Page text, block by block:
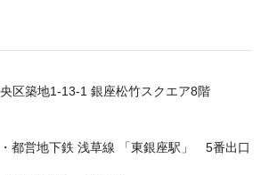
区築地1-13-1 銀座松竹スクエア8階
都営地下鉄 浅草線 「東銀座駅」　5番出口